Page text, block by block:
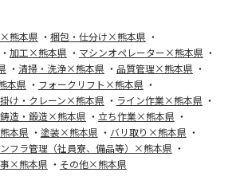
熊本県
梱包・仕分け×熊本県
加工×熊本県
マシンオペレーター×熊本県
清掃・洗浄×熊本県
品質管理×熊本県
本県
フォークリフト×熊本県
け・クレーン×熊本県
ライン作業×熊本県
鋳造・鍛造×熊本県
立ち作業×熊本県
本県 塗装×熊本県
バリ取り×熊本県
フラ管理（社員寮、備品等）×熊本県
×熊本県 その他×熊本県